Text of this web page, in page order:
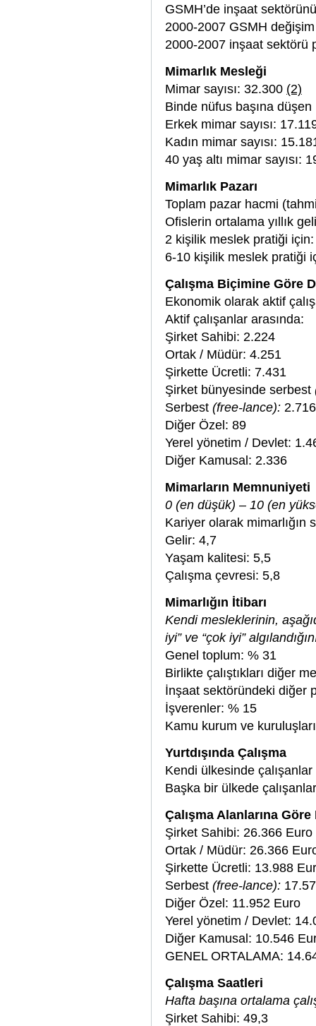
GSMH’de inşaat
2000-2007 GSMH
2000-2007 inşaat sektörü
Mimarlık Mesleği
Mimar sayısı: 32.300 (2)
Binde nüfus başına
Erkek mimar sayısı:
Kadın mimar sayısı:
40 yaş altı mimar sayısı:
Mimarlık Pazarı
Toplam pazar hacmi
Ofislerin ortalama yıllık
2 kişilik meslek pratiği
6-10 kişilik meslek pratiği
Çalışma Biçimine Göre
Ekonomik olarak aktif
Aktif çalışanlar arasında:
Şirket Sahibi: 2.224
Ortak / Müdür: 4.251
Şirkette Ücretli: 7.431
Şirket bünyesinde serbest
Serbest (free-lance): 2.716
Diğer Özel: 89
Yerel yönetim / Devlet:
Diğer Kamusal: 2.336
Mimarların Memnuniyeti
0 (en düşük) – 10 (en
Kariyer olarak mimarlığın
Gelir: 4,7
Yaşam kalitesi: 5,5
Çalışma çevresi: 5,8
Mimarlığın İtibarı
Kendi mesleklerinin,
iyi” ve “çok iyi”
Genel toplum: % 31
Birlikte çalıştıkları diğer
İnşaat sektöründeki diğer
İşverenler: % 15
Kamu kurum ve
Yurtdışında Çalışma
Kendi ülkesinde
Başka bir ülkede
Çalışma Alanlarına
Şirket Sahibi: 26.366 Euro
Ortak / Müdür: 26.366
Şirkette Ücretli: 13.988
Serbest (free-lance):
Diğer Özel: 11.952 Euro
Yerel yönetim / Devlet:
Diğer Kamusal: 10.546
GENEL ORTALAMA:
Çalışma Saatleri
Hafta başına ortalama
Şirket Sahibi: 49,3